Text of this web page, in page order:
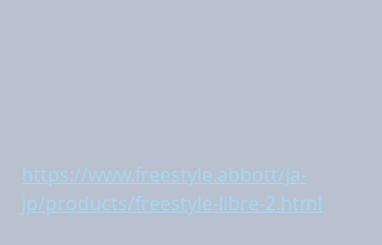
https://www.freestyle.abbott/ja-
jp/products/freestyle-libre-2.html